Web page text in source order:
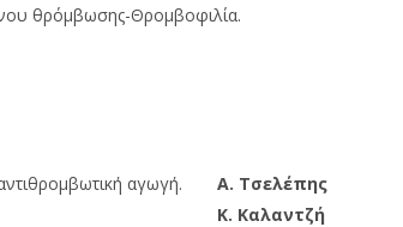
θρόμβωσης-Θρομβοφιλία.
αγωγή.
Α. Τσελέπης
Κ. Καλαντζή